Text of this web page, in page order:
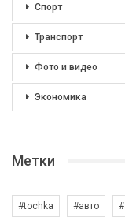
Спорт
Транспорт
Фото и видео
Экономика
Метки
#tochka #авто